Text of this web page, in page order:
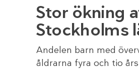
Stor ökning
Stockholms
Andelen barn med
åldrarna fyra och tio